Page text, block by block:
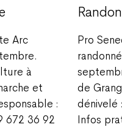
Arc
à
et
:
672 36 92
Pro
de
dénivelé
Infos